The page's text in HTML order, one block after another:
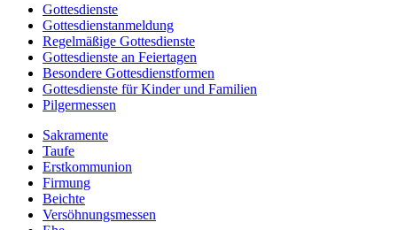
Gottesdienste
Gottesdienstanmeldung
Regelmäßige Gottesdienste
Gottesdienste an Feiertagen
Besondere Gottesdienstformen
Gottesdienste für Kinder und Familien
Pilgermessen
Sakramente
Taufe
Erstkommunion
Firmung
Beichte
Versöhnungsmessen